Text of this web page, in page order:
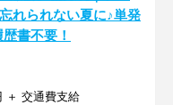
れられない夏に♪単発
書不要！
＋ 交通費支給